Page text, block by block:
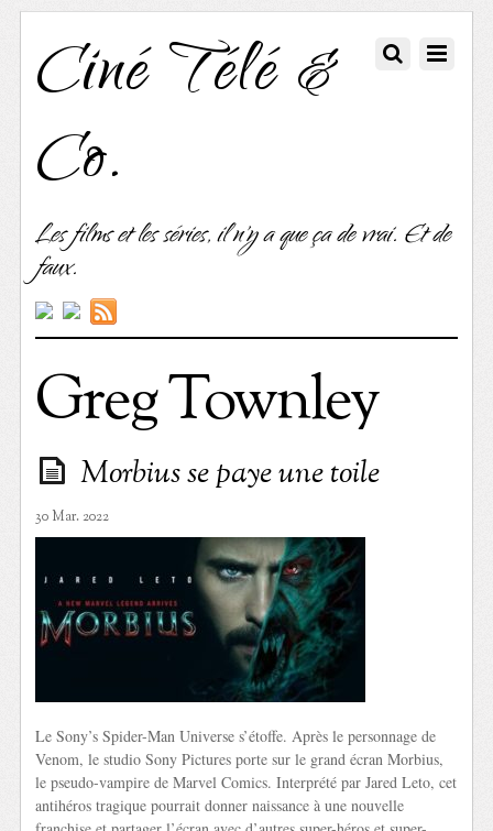
Ciné Télé &
Co.
Les films et les séries, il n'y a que ça de vrai. Et de
faux.
Greg Townley
Morbius se paye une toile
30 Mar. 2022
Le Sony’s Spider-Man Universe s’étoffe. Après le personnage de
Venom, le studio Sony Pictures porte sur le grand écran Morbius,
le pseudo-vampire de Marvel Comics. Interprété par Jared Leto, cet
antihéros tragique pourrait donner naissance à une nouvelle